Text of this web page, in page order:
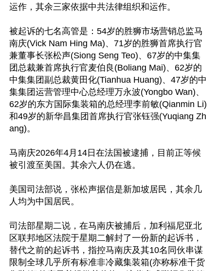
运作，其余三家依据中共法律组织和运作。
被起诉的七名高管是：54岁的胜狮市场营销总监马
南庆(Vick Nam Hing Ma)、71岁的胜狮首席执行官
兼董事长张松声(Siong Seng Teo)、67岁的中集集
团总裁兼首席执行官麦伯良(Boliang Mai)、62岁的
中集集团副总裁黄田化(Tianhua Huang)、47岁的中
集集团运营管理中心总经理万永波(Yongbo Wan)、
62岁的东方国际集装箱的总经理李前敏(Qianmin Li)
和49岁的新华昌集团首席执行官张钰强(Yuqiang Zh
ang)。
马南庆2026年4月14日在法国被逮捕，目前正等候
被引渡至美国。其余六人仍在逃。
美国司法部说，张松声据信是新加坡居民，其余几
人均为中国居民。
司法部星期二说，在马南庆被捕后，加利福尼亚北
区联邦地区法院于星期二解封了一份新的起诉书，
替代之前的起诉书，指控马南庆及其10名同伙串谋
限制全球几乎所有标准非冷藏集装箱(亦称标准干货